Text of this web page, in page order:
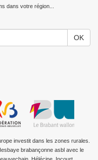
dans votre région...
investit dans les zones rurales.
brabançonne asbl avec le